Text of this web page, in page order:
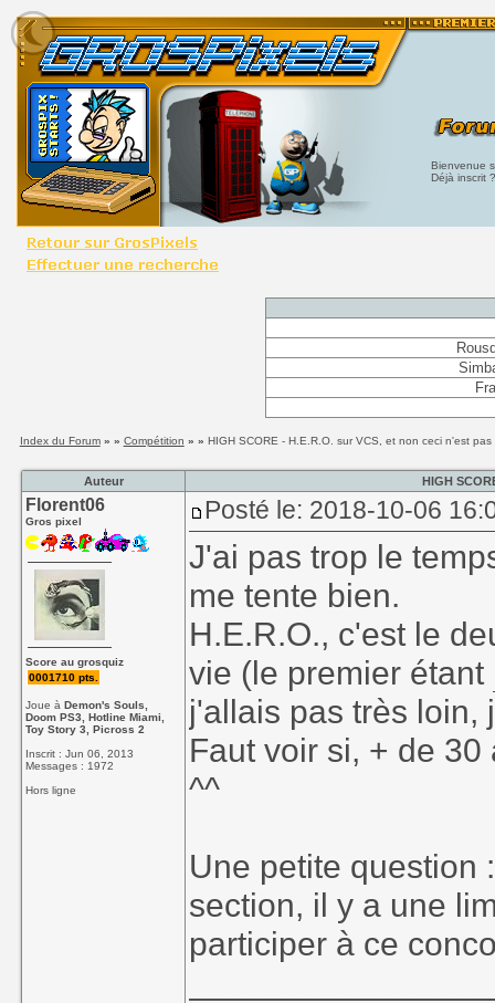
Bienvenue
Déjà inscrit
Index du Forum» » Compétition » » HIGH SCORE - H.E.R.O. sur VCS, et non ceci n'est
Auteur HIGH
Florent06
Gros pixel
Score au grosquiz
0001710 pts.
Joue àDemon's Souls,
Doom PS3, Hotline Miami,
Toy Story 3, Picross 2
Inscrit : Jun 06, 2013
Messages : 1972
Hors ligne
Posté le: 2018-10-06
J'ai pas trop le
me tente bien.
H.E.R.O., c'est le
vie (le premier étant
j'allais pas très loin,
Faut voir si, + de
^^
Une petite question
section, il y a une
participer à ce